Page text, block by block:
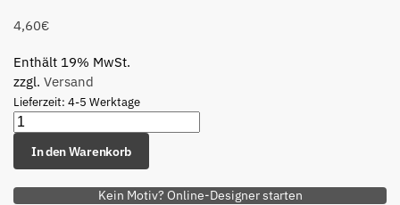
4,60€
Enthält 19% MwSt.
zzgl. Versand
Lieferzeit: 4-5 Werktage
In den Warenkorb
Kein Motiv? Online-Designer starten